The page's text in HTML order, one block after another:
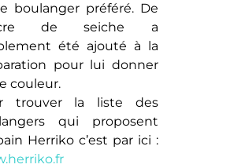
boulanger préféré. De
de seiche a
été ajouté à la
pour lui donner
couleur.
trouver la liste des
qui proposent
Herriko c’est par ici :